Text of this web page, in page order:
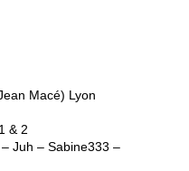
Macé) Lyon
& 2
Juh – Sabine333 –